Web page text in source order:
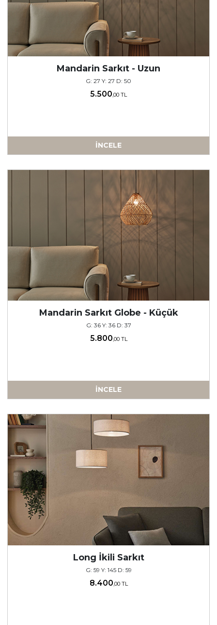
Mandarin Sarkıt - Uzun
G: 27 Y: 27 D: 50
5.500,00 TL
İNCELE
-
Mandarin Sarkıt Globe - Küçük
G: 36 Y: 36 D: 37
5.800,00 TL
İNCELE
-
Long İkili Sarkıt
G: 59 Y: 145 D: 59
8.400,00 TL